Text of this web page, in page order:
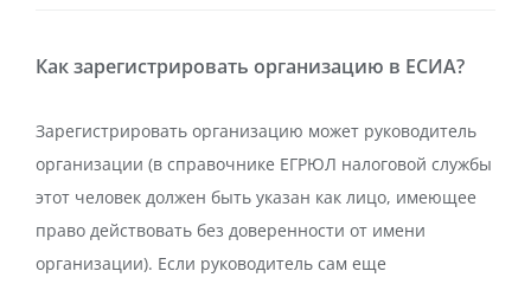
Как зарегистрировать организацию в ЕСИА?
Зарегистрировать организацию может руководитель
организации (в справочнике ЕГРЮЛ налоговой службы
этот человек должен быть указан как лицо, имеющее
право действовать без доверенности от имени
организации). Если руководитель сам еще